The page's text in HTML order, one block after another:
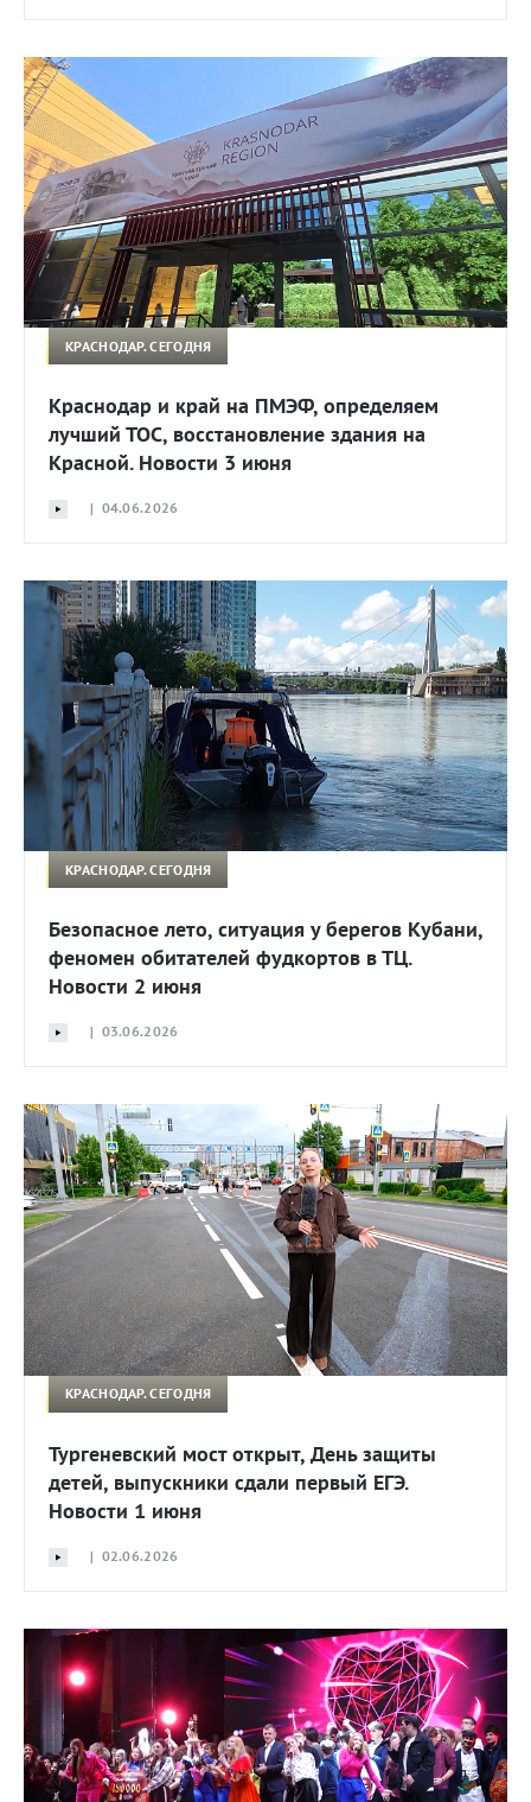
КРАСНОДАР. СЕГОДНЯ
Краснодар и край на ПМЭФ, определяем
лучший ТОС, восстановление здания на
Красной. Новости 3 июня
| 04.06.2026
КРАСНОДАР. СЕГОДНЯ
Безопасное лето, ситуация у берегов Кубани,
феномен обитателей фудкортов в ТЦ.
Новости 2 июня
| 03.06.2026
КРАСНОДАР. СЕГОДНЯ
Тургеневский мост открыт, День защиты
детей, выпускники сдали первый ЕГЭ.
Новости 1 июня
| 02.06.2026